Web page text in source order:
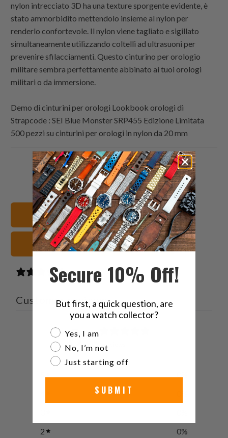
nylon intrecciato 3D ha una texture sporgente evidente, è
stato ammorbidito mettendolo insieme al nylon per
renderlo confortevole. Il nylon viene tagliato e sigillato
simultaneamente utilizzando coltelli ad ultrasuoni per
prevenire sfilacciamenti. Questo cinturino per orologio
militare sembra perfettamente abbinato ai tuoi orologi
militari o da immersione.
Demo di cinturini per orologi Lookbook orologi di
Strapcode : SEI Blue Monster SRP455 Edizione Limitata
500 pezzi su cinturini per orologi in nylon da 20 mm
Condividi
questo
su
Twitter
Share
this
on
Facebook
Condividi
questo
su
Pinterest
Email
this
to
a
friend
Vedi tutti i cinturini
neri Cinturini orologio
0 reviews
Customer reviews
0 0 reviews
2
0%
Secure 10% Off!
But first, a quick question, are
you a watch collector?
Are you a watch collector?
Yes, I am
No, I’m not
Just starting off
SUBMIT